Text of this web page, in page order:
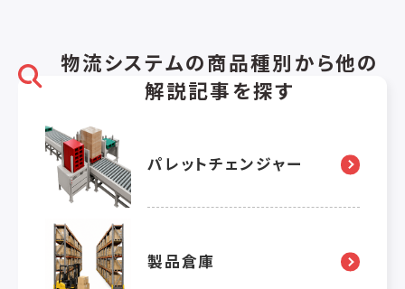
物流システムの商品種別から他の
解説記事を探す
パレットチェンジャー
製品倉庫